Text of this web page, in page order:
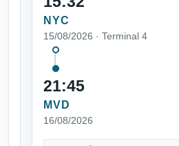
NYC
15/08/2026 · Terminal 4
21:45
MVD
16/08/2026